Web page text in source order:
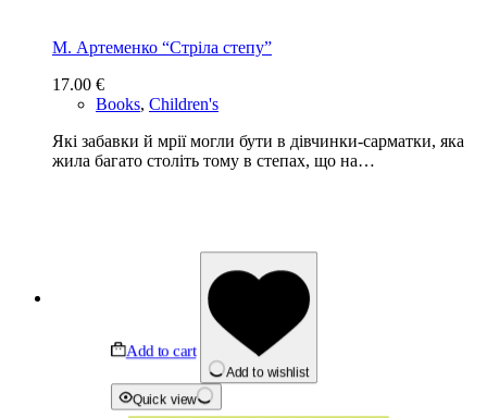
М. Артеменко “Стріла степу”
17.00 €
Books, Children's
Які забавки й мрії могли бути в дівчинки-сарматки, яка
жила багато століть тому в степах, що на…
Add to cart
Add to wishlist
Quick view